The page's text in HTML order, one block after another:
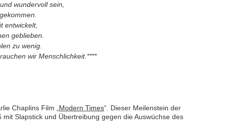
wundervoll sein,
entwickelt,
geblieben.
zu wenig.
wir Menschlichkeit.****
Chaplins Film „Modern Times“. Dieser Meilenstein der
Slapstick und Übertreibung gegen die Auswüchse des